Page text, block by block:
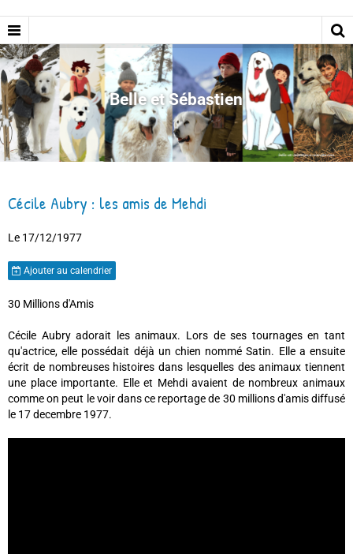
Belle et Sébastien
Cécile Aubry : les amis de Mehdi
Le 17/12/1977
Ajouter au calendrier
30 Millions d'Amis
Cécile Aubry adorait les animaux. Lors de ses tournages en tant
qu'actrice, elle possédait déjà un chien nommé Satin. Elle a ensuite
écrit de nombreuses histoires dans lesquelles des animaux tiennent
une place importante. Elle et Mehdi avaient de nombreux animaux
comme on peut le voir dans ce reportage de 30 millions d'amis diffusé
le 17 decembre 1977.